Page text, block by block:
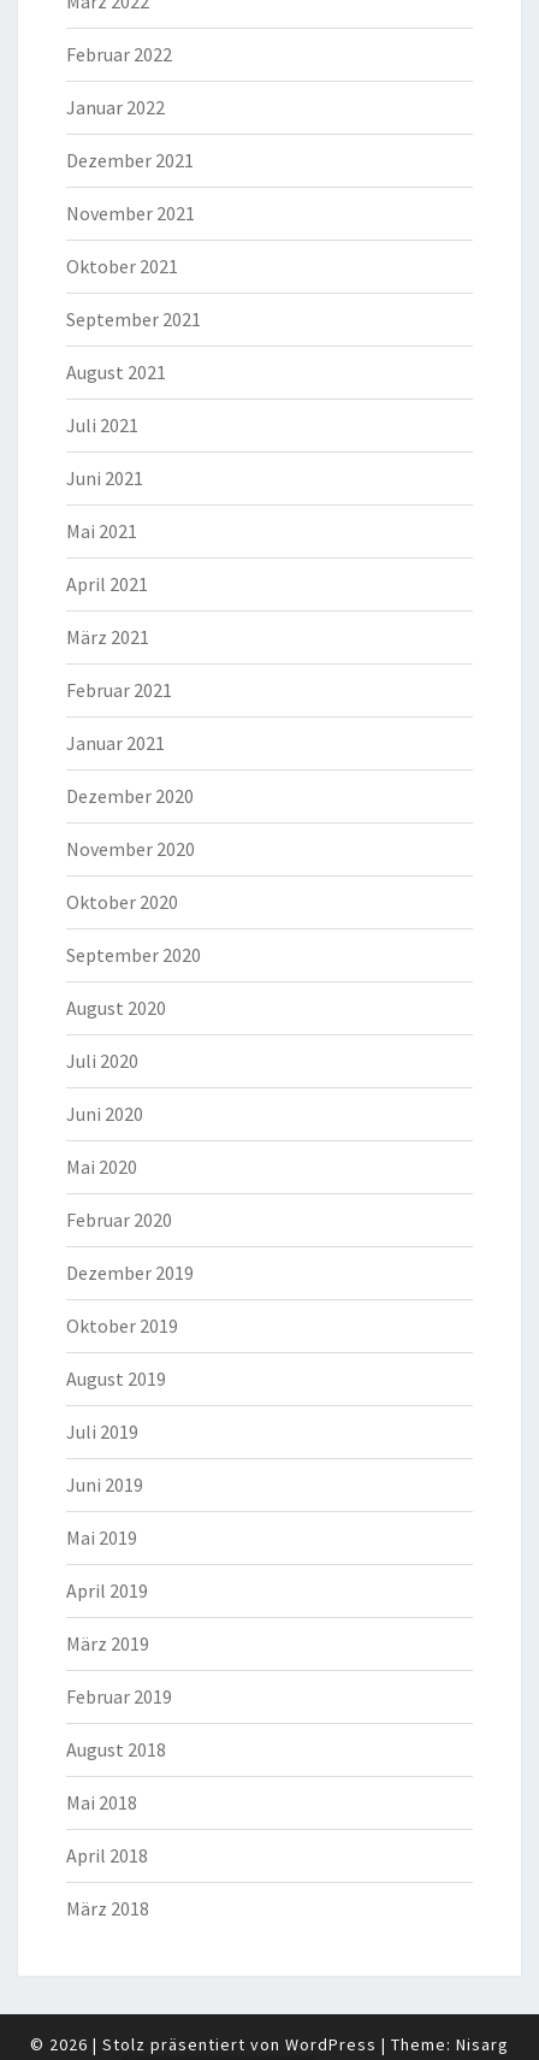
Februar 2022
Januar 2022
Dezember 2021
November 2021
Oktober 2021
September 2021
August 2021
Juli 2021
Juni 2021
Mai 2021
April 2021
März 2021
Februar 2021
Januar 2021
Dezember 2020
November 2020
Oktober 2020
September 2020
August 2020
Juli 2020
Juni 2020
Mai 2020
Februar 2020
Dezember 2019
Oktober 2019
August 2019
Juli 2019
Juni 2019
Mai 2019
April 2019
März 2019
Februar 2019
August 2018
Mai 2018
April 2018
März 2018
© 2026 | Stolz präsentiert von WordPress | Theme: Nisarg